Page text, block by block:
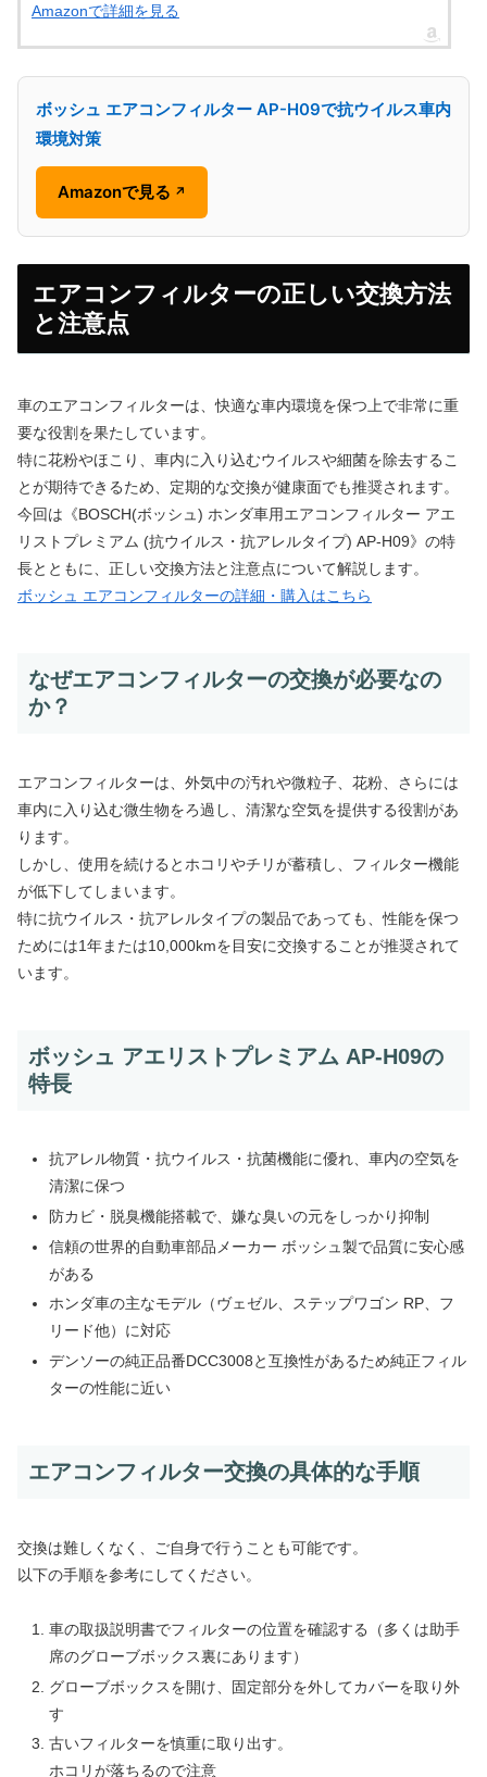
Amazonで詳細を見る
ボッシュ エアコンフィルター AP-H09で抗ウイルス車内
環境対策
Amazonで見る ↗
エアコンフィルターの正しい交換方法
と注意点
車のエアコンフィルターは、快適な車内環境を保つ上で非常に重
要な役割を果たしています。
特に花粉やほこり、車内に入り込むウイルスや細菌を除去するこ
とが期待できるため、定期的な交換が健康面でも推奨されます。
今回は《BOSCH(ボッシュ) ホンダ車用エアコンフィルター アエ
リストプレミアム (抗ウイルス・抗アレルタイプ) AP-H09》の特
長とともに、正しい交換方法と注意点について解説します。
ボッシュ エアコンフィルターの詳細・購入はこちら
なぜエアコンフィルターの交換が必要なの
か？
エアコンフィルターは、外気中の汚れや微粒子、花粉、さらには
車内に入り込む微生物をろ過し、清潔な空気を提供する役割があ
ります。
しかし、使用を続けるとホコリやチリが蓄積し、フィルター機能
が低下してしまいます。
特に抗ウイルス・抗アレルタイプの製品であっても、性能を保つ
ためには1年または10,000kmを目安に交換することが推奨されて
います。
ボッシュ アエリストプレミアム AP-H09の
特長
抗アレル物質・抗ウイルス・抗菌機能に優れ、車内の空気を
清潔に保つ
防カビ・脱臭機能搭載で、嫌な臭いの元をしっかり抑制
信頼の世界的自動車部品メーカー ボッシュ製で品質に安心感
がある
ホンダ車の主なモデル（ヴェゼル、ステップワゴン RP、フ
リード他）に対応
デンソーの純正品番DCC3008と互換性があるため純正フィル
ターの性能に近い
エアコンフィルター交換の具体的な手順
交換は難しくなく、ご自身で行うことも可能です。
以下の手順を参考にしてください。
車の取扱説明書でフィルターの位置を確認する（多くは助手
席のグローブボックス裏にあります）
グローブボックスを開け、固定部分を外してカバーを取り外
す
古いフィルターを慎重に取り出す。
ホコリが落ちるので注意